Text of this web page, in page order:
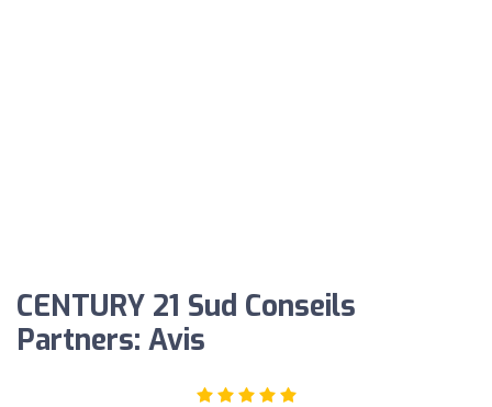
CENTURY 21 Sud Conseils
Partners: Avis